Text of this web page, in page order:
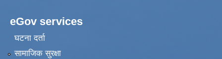
eGov services
घटना दर्ता
सामाजिक सुरक्षा